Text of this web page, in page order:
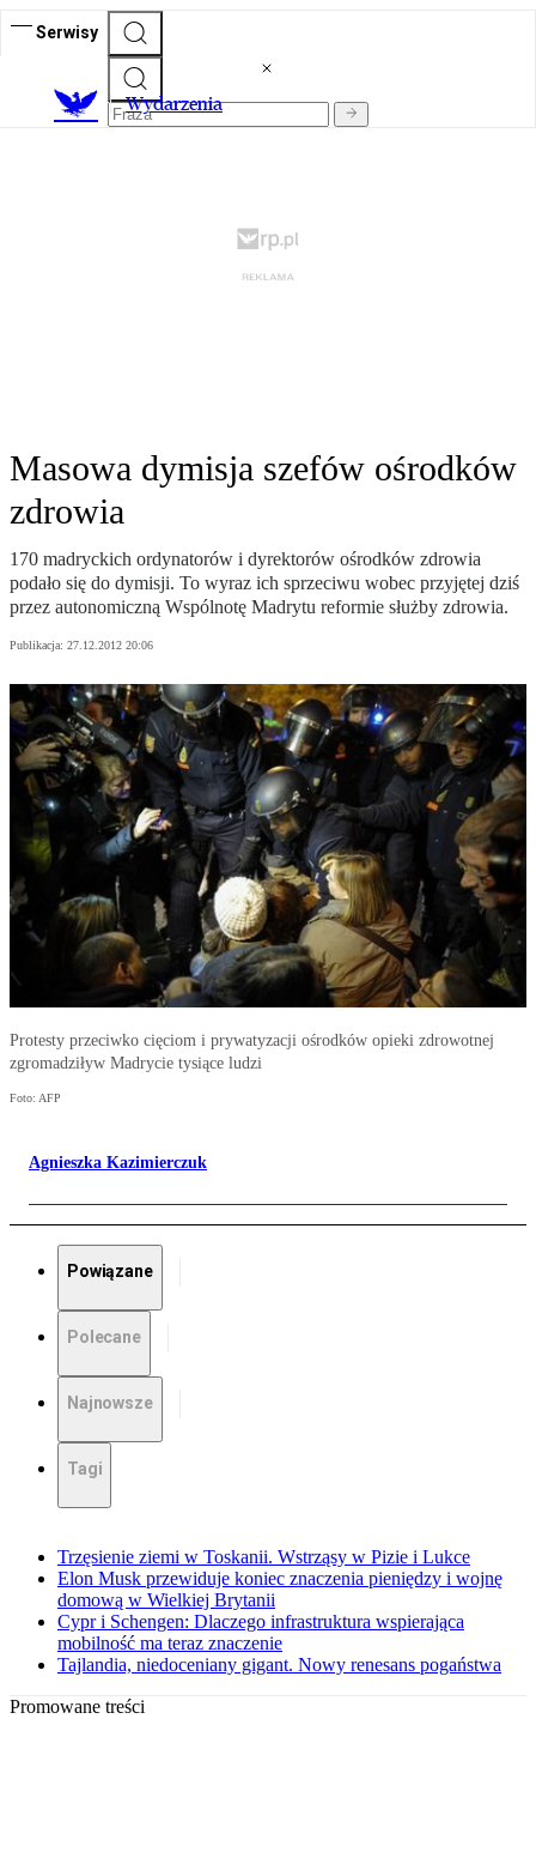
Serwisy
Wydarzenia
Masowa dymisja szefów ośrodków
zdrowia
170 madryckich ordynatorów i dyrektorów ośrodków zdrowia
podało się do dymisji. To wyraz ich sprzeciwu wobec przyjętej dziś
przez autonomiczną Wspólnotę Madrytu reformie służby zdrowia.
Publikacja: 27.12.2012 20:06
Protesty przeciwko cięciom i prywatyzacji ośrodków opieki zdrowotnej
zgromadziływ Madrycie tysiące ludzi
Foto: AFP
Agnieszka Kazimierczuk
Powiązane
Polecane
Najnowsze
Tagi
Trzęsienie ziemi w Toskanii. Wstrząsy w Pizie i Lukce
Elon Musk przewiduje koniec znaczenia pieniędzy i wojnę
domową w Wielkiej Brytanii
Cypr i Schengen: Dlaczego infrastruktura wspierająca
mobilność ma teraz znaczenie
Tajlandia, niedoceniany gigant. Nowy renesans pogaństwa
Promowane treści